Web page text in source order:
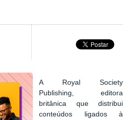
A Royal Society
Publishing , editora
britânica que distribui
conteúdos ligados à